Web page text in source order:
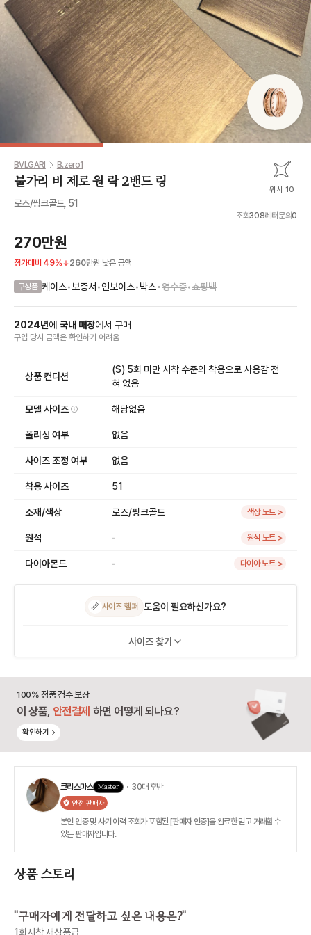
BVLGARI B.zero1
불가리 비 제로 원 락 2밴드 링 위시 10
로즈/핑크골드, 51
조회308레터문의0
270만원
정가대비 49% 260만원 낮은 금액
구성품 케이스• 보증서 •인보이스•박스•영수증•쇼핑백
2024년에 국내 매장에서 구매
구입 당시 금액은 확인하기 어려움
상품 컨디션
(S) 5회 미만 시착 수준의 착용으로 사용감 전
혀 없음
모델 사이즈 해당없음
폴리싱 여부 없음
사이즈 조정 여부 없음
착용 사이즈 51
소재/색상 로즈/핑크골드 색상 노트 >
원석 - 원석 노트 >
다이아몬드 - 다이아 노트 >
📏 사이즈 헬퍼 도움이 필요하신가요?
사이즈 찾기
100% 정품 검수 보장
이 상품, 안전결제 하면 어떻게 되나요?
확인하기
크리스마스 Master ・ 30대 후반
안전 판매자
본인 인증 및 사기 이력 조회가 포함된 [판매자 인증]을 완료한 믿고 거래할 수
있는 판매자입니다.
상품 스토리
"구매자에게 전달하고 싶은 내용은?"
1회시착 새상품급